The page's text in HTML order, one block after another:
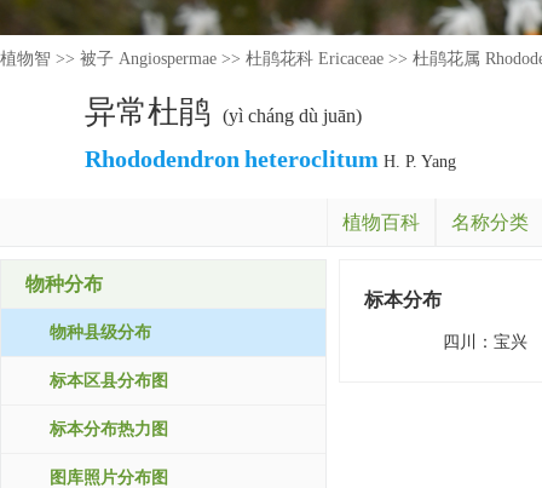
植物智 >> 被子 Angiospermae >> 杜鹃花科 Ericaceae >> 杜鹃花属
异常杜鹃 (yì cháng dù juān)
Rhododendron heteroclitum H. P. Yang
植物百科 名称分类
物种分布
物种县级分布
标本区县分布图
标本分布热力图
图库照片分布图
标本分布
四川： 宝兴